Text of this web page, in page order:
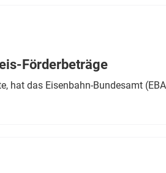
Förderbeträge
hat das Eisenbahn-Bundesamt